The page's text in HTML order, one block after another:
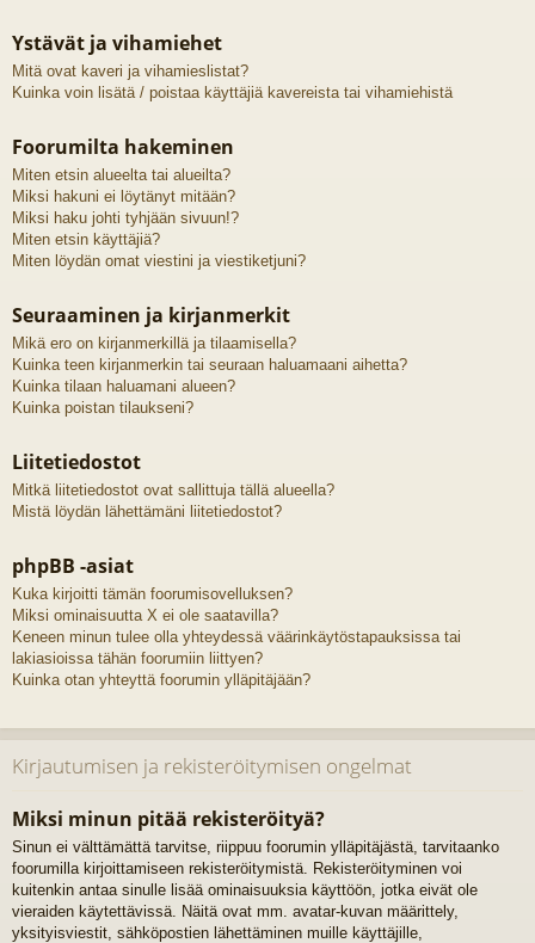
Ystävät ja vihamiehet
Mitä ovat kaveri ja vihamieslistat?
Kuinka voin lisätä / poistaa käyttäjiä kavereista tai vihamiehistä
Foorumilta hakeminen
Miten etsin alueelta tai alueilta?
Miksi hakuni ei löytänyt mitään?
Miksi haku johti tyhjään sivuun!?
Miten etsin käyttäjiä?
Miten löydän omat viestini ja viestiketjuni?
Seuraaminen ja kirjanmerkit
Mikä ero on kirjanmerkillä ja tilaamisella?
Kuinka teen kirjanmerkin tai seuraan haluamaani aihetta?
Kuinka tilaan haluamani alueen?
Kuinka poistan tilaukseni?
Liitetiedostot
Mitkä liitetiedostot ovat sallittuja tällä alueella?
Mistä löydän lähettämäni liitetiedostot?
phpBB -asiat
Kuka kirjoitti tämän foorumisovelluksen?
Miksi ominaisuutta X ei ole saatavilla?
Keneen minun tulee olla yhteydessä väärinkäytöstapauksissa tai
lakiasioissa tähän foorumiin liittyen?
Kuinka otan yhteyttä foorumin ylläpitäjään?
Kirjautumisen ja rekisteröitymisen ongelmat
Miksi minun pitää rekisteröityä?
Sinun ei välttämättä tarvitse, riippuu foorumin ylläpitäjästä, tarvitaanko
foorumilla kirjoittamiseen rekisteröitymistä. Rekisteröityminen voi
kuitenkin antaa sinulle lisää ominaisuuksia käyttöön, jotka eivät ole
vieraiden käytettävissä. Näitä ovat mm. avatar-kuvan määrittely,
yksityisviestit, sähköpostien lähettäminen muille käyttäjille,